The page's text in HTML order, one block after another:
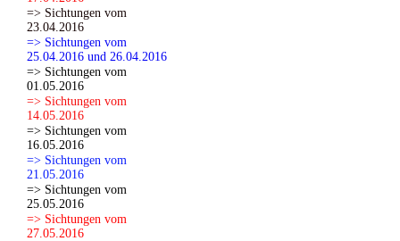
=> Sichtungen vom
23.04.2016
=> Sichtungen vom
25.04.2016 und 26.04.2016
=> Sichtungen vom
01.05.2016
=> Sichtungen vom
14.05.2016
=> Sichtungen vom
16.05.2016
=> Sichtungen vom
21.05.2016
=> Sichtungen vom
25.05.2016
=> Sichtungen vom
27.05.2016